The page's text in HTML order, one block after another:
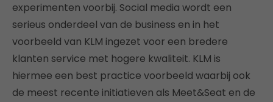
experimenten voorbij. Social media wordt een
serieus onderdeel van de business en in het
voorbeeld van KLM ingezet voor een bredere
klanten service met hogere kwaliteit. KLM is
hiermee een best practice voorbeeld waarbij ook
de meest recente initiatieven als Meet&Seat en de